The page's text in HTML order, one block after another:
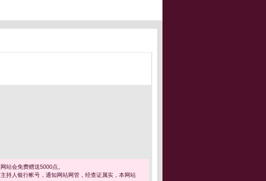
站会免费赠送5000点。
持人银行帐号，通知网站网管，经查证属实，本网站